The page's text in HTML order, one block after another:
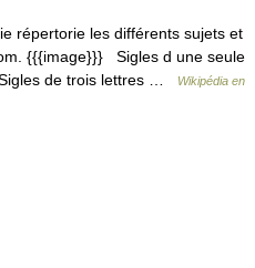
répertorie les différents sujets et
{{{image}}} Sigles d une seule
de trois lettres …
Wikipédia en